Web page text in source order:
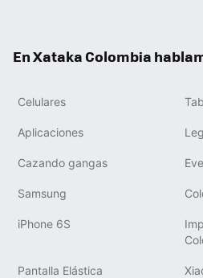
En Xataka Colombia
Celulares
Aplicaciones
Cazando gangas
Samsung
iPhone 6S
Pantalla Elástica